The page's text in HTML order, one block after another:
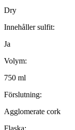
Dry
Innehåller sulfit:
Ja
Volym:
750 ml
Förslutning:
Agglomerate cork